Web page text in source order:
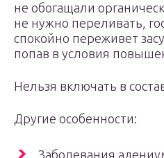
не обогащали
не нужно переливать,
спокойно переживет
попав в условия
Нельзя включать в
Другие особенности:
Заболевания